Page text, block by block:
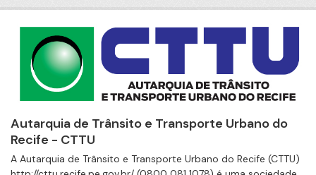
Autarquia de Trânsito e Transporte Urbano do
Recife - CTTU
A Autarquia de Trânsito e Transporte Urbano do Recife (CTTU)